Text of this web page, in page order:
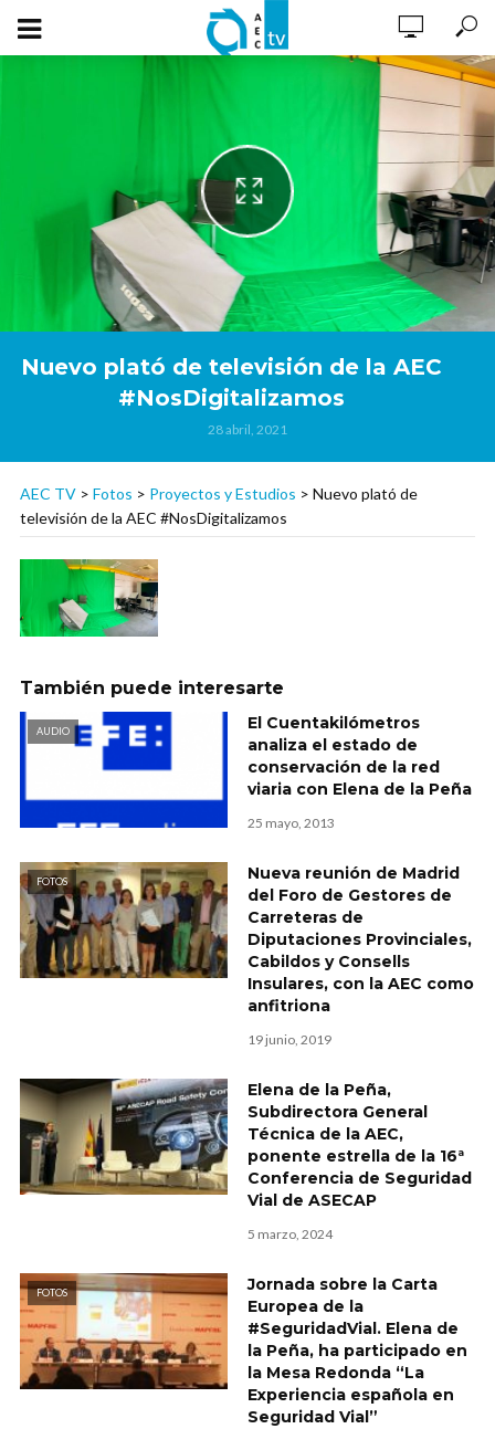
Nuevo plató de televisión de la AEC
#NosDigitalizamos
28 abril, 2021
AEC TV > Fotos > Proyectos y Estudios > Nuevo plató de
televisión de la AEC #NosDigitalizamos
También puede interesarte
AUDIO
El Cuentakilómetros
analiza el estado de
conservación de la red
viaria con Elena de la Peña
25 mayo, 2013
FOTOS
Nueva reunión de Madrid
del Foro de Gestores de
Carreteras de
Diputaciones Provinciales,
Cabildos y Consells
Insulares, con la AEC como
anfitriona
19 junio, 2019
Elena de la Peña,
Subdirectora General
Técnica de la AEC,
ponente estrella de la 16ª
Conferencia de Seguridad
Vial de ASECAP
5 marzo, 2024
FOTOS
Jornada sobre la Carta
Europea de la
#SeguridadVial. Elena de
la Peña, ha participado en
la Mesa Redonda “La
Experiencia española en
Seguridad Vial”